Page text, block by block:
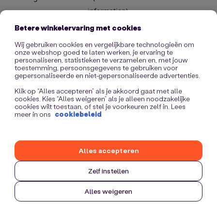
information).
Betere winkelervaring met cookies
Wij gebruiken cookies en vergelijkbare technologieën om
onze webshop goed te laten werken, je ervaring te
personaliseren, statistieken te verzamelen en, met jouw
toestemming, persoonsgegevens te gebruiken voor
gepersonaliseerde en niet-gepersonaliseerde advertenties.
Klik op “Alles accepteren” als je akkoord gaat met alle
cookies. Kies “Alles weigeren” als je alleen noodzakelijke
cookies wilt toestaan, of stel je voorkeuren zelf in. Lees
meer in ons cookiebeleid
Zelf instellen
Alles weigeren
Alles accepteren